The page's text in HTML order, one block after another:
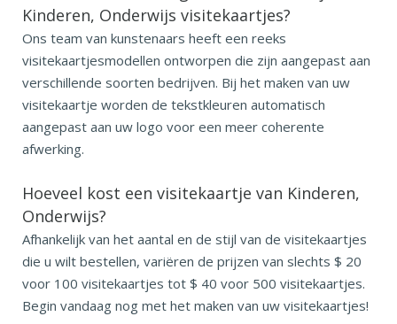
Kinderen, Onderwijs visitekaartjes?
Ons team van kunstenaars heeft een reeks
visitekaartjesmodellen ontworpen die zijn aangepast aan
verschillende soorten bedrijven. Bij het maken van uw
visitekaartje worden de tekstkleuren automatisch
aangepast aan uw logo voor een meer coherente
afwerking.
Hoeveel kost een visitekaartje van Kinderen,
Onderwijs?
Afhankelijk van het aantal en de stijl van de visitekaartjes
die u wilt bestellen, variëren de prijzen van slechts $ 20
voor 100 visitekaartjes tot $ 40 voor 500 visitekaartjes.
Begin vandaag nog met het maken van uw visitekaartjes!